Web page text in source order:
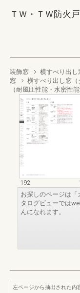
ＴＷ・ＴＷ防火
装飾窓 横すべり出し
窓
横すべり出し窓（
（耐風圧性能・水密性能
192
お探しのページは「
タログビューでは
んになれます。
左ページから抽出された内